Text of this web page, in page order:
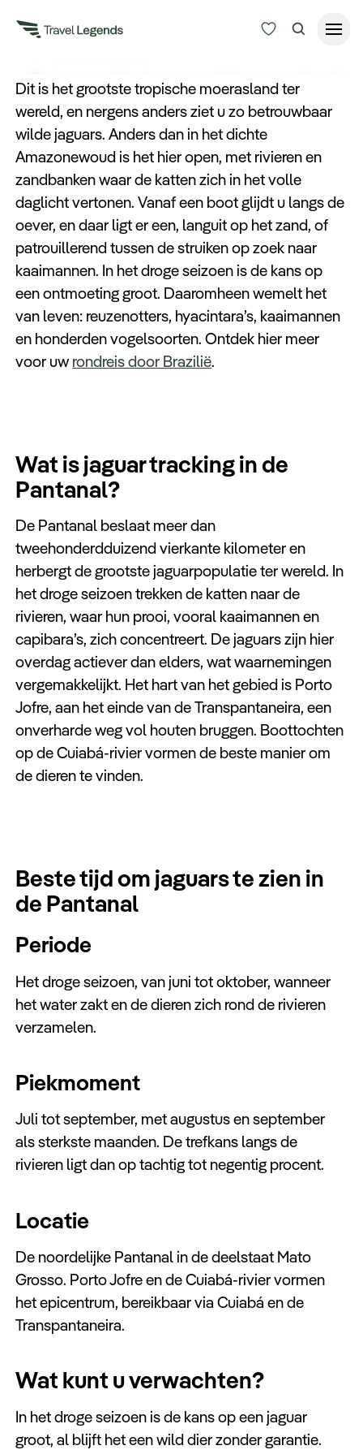
Alle bestemmingen
Type reizen
Bedrijfsreizen
Inspiratie
Over ons
Keuzehulp
Reisduur
Budget
Zoeken
Jaguar tracking in de
Pantanal
De jaguar geldt als een spookdier, een schim die
zich nooit laat zien. In de Pantanal klopt dat
beeld niet, en juist dat maakt deze plek zo
uitzonderlijk.
Dit is het grootste tropische moerasland ter
wereld, en nergens anders ziet u zo betrouwbaar
wilde jaguars. Anders dan in het dichte
Amazonewoud is het hier open, met rivieren en
zandbanken waar de katten zich in het volle
daglicht vertonen. Vanaf een boot glijdt u langs de
oever, en daar ligt er een, languit op het zand, of
patrouillerend tussen de struiken op zoek naar
kaaimannen. In het droge seizoen is de kans op
een ontmoeting groot. Daaromheen wemelt het
van leven: reuzenotters, hyacintara’s, kaaimannen
en honderden vogelsoorten. Ontdek hier meer
voor uw rondreis door Brazilië.
Wat is jaguar tracking in de
Pantanal?
De Pantanal beslaat meer dan
tweehonderdduizend vierkante kilometer en
herbergt de grootste jaguarpopulatie ter wereld. In
het droge seizoen trekken de katten naar de
rivieren, waar hun prooi, vooral kaaimannen en
capibara’s, zich concentreert. De jaguars zijn hier
overdag actiever dan elders, wat waarnemingen
vergemakkelijkt. Het hart van het gebied is Porto
Jofre, aan het einde van de Transpantaneira, een
onverharde weg vol houten bruggen. Boottochten
op de Cuiabá-rivier vormen de beste manier om
de dieren te vinden.
Beste tijd om jaguars te zien in
de Pantanal
Periode
Het droge seizoen, van juni tot oktober, wanneer
het water zakt en de dieren zich rond de rivieren
verzamelen.
Piekmoment
Juli tot september, met augustus en september
als sterkste maanden. De trefkans langs de
rivieren ligt dan op tachtig tot negentig procent.
Locatie
De noordelijke Pantanal in de deelstaat Mato
Grosso. Porto Jofre en de Cuiabá-rivier vormen
het epicentrum, bereikbaar via Cuiabá en de
Transpantaneira.
Wat kunt u verwachten?
In het droge seizoen is de kans op een jaguar
groot, al blijft het een wild dier zonder garantie.